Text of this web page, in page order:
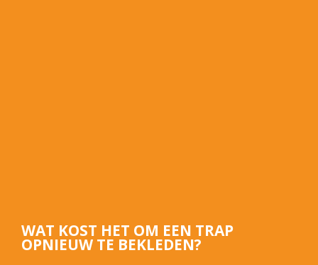
WAT KOST HET OM EEN TRAP
OPNIEUW TE BEKLEDEN?